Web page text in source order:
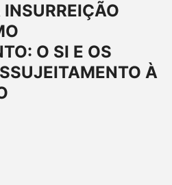
O SI E OS
À